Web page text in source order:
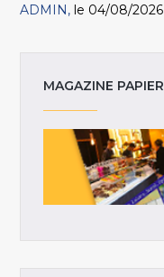
ADMIN le 04/08/2026
MAGAZINE PAPIER